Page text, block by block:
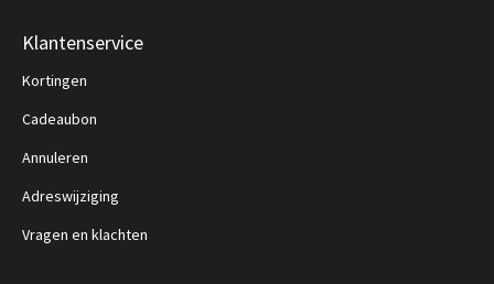
Klantenservice
Kortingen
Cadeaubon
Annuleren
Adreswijziging
Vragen en klachten